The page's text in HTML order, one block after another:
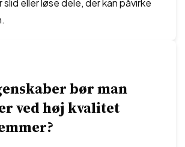
eller løse dele, der kan påvirke
bør man
ved høj kvalitet